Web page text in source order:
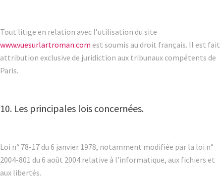
Tout litige en relation avec l’utilisation du site
www.vuesurlartroman.com est soumis au droit français. Il est fait
attribution exclusive de juridiction aux tribunaux compétents de
Paris.
10. Les principales lois concernées.
Loi n° 78-17 du 6 janvier 1978, notamment modifiée par la loi n°
2004-801 du 6 août 2004 relative à l’informatique, aux fichiers et
aux libertés.